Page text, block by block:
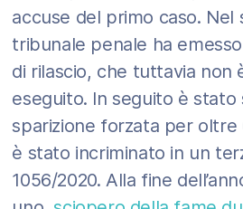
accuse del primo caso. Nel
tribunale penale ha
di rilascio, che tuttavia non
eseguito. In seguito è
sparizione forzata per oltre
è stato incriminato in un
1056/2020. Alla fine